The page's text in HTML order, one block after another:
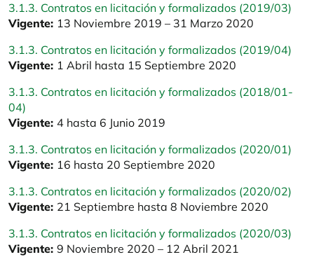
3.1.3. Contratos en licitación y formalizados (2019/03)
Vigente: 13 Noviembre 2019 – 31 Marzo 2020
3.1.3. Contratos en licitación y formalizados (2019/04)
Vigente: 1 Abril hasta 15 Septiembre 2020
3.1.3. Contratos en licitación y formalizados (2018/01-
04)
Vigente: 4 hasta 6 Junio 2019
3.1.3. Contratos en licitación y formalizados (2020/01)
Vigente: 16 hasta 20 Septiembre 2020
3.1.3. Contratos en licitación y formalizados (2020/02)
Vigente: 21 Septiembre hasta 8 Noviembre 2020
3.1.3. Contratos en licitación y formalizados (2020/03)
Vigente: 9 Noviembre 2020 – 12 Abril 2021